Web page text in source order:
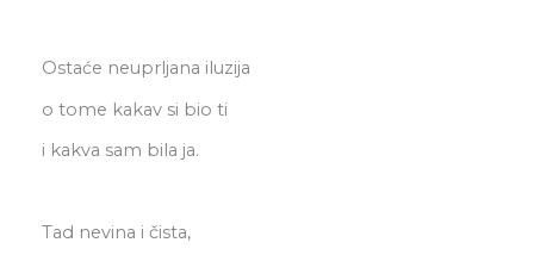
Ostaće neuprljana iluzija
o tome kakav si bio ti
i kakva sam bila ja.
Tad nevina i čista,